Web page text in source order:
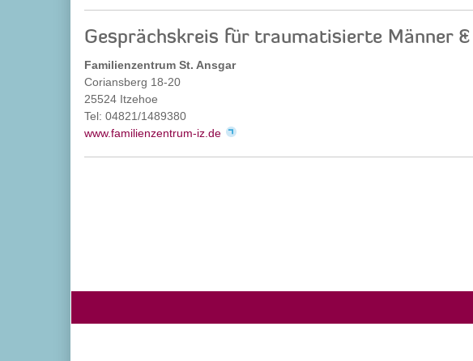
Gesprächskreis für traumatisierte Männer
Familienzentrum St. Ansgar
Coriansberg 18-20
25524 Itzehoe
Tel: 04821/1489380
www.familienzentrum-iz.de